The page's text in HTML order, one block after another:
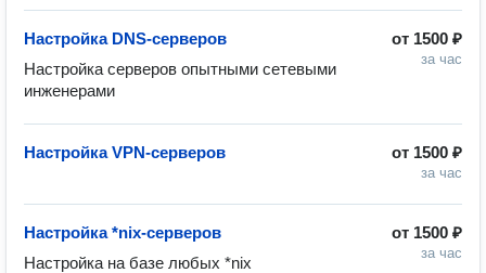
от 1500 ₽
за час
Настройка DNS-серверов
Настройка серверов опытными сетевыми
инженерами
от 1500 ₽
за час
Настройка VPN-серверов
от 1500 ₽
за час
Настройка *nix-серверов
Настройка на базе любых *nix